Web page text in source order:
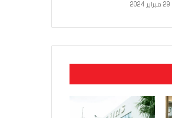
29 فبراير 2024